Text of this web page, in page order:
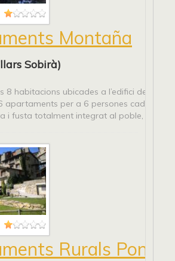
Montaña
Sobirà)
8 habitacions ubicades a l’edifici de
apartaments per a 6 persones cada un,
i fusta totalment integrat al poble, i...
Rurals Ponsa